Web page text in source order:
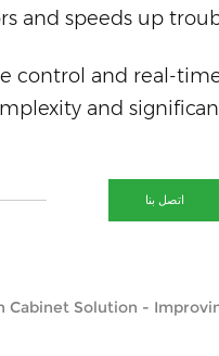
and speeds up
control and real-
and
اتصل بنا
Solution -